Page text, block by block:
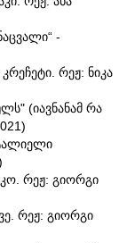
-
რეჟ: ნიკა
(იავნანამ რა
რეჟ: გიორგი
რეჟ: გიორგი